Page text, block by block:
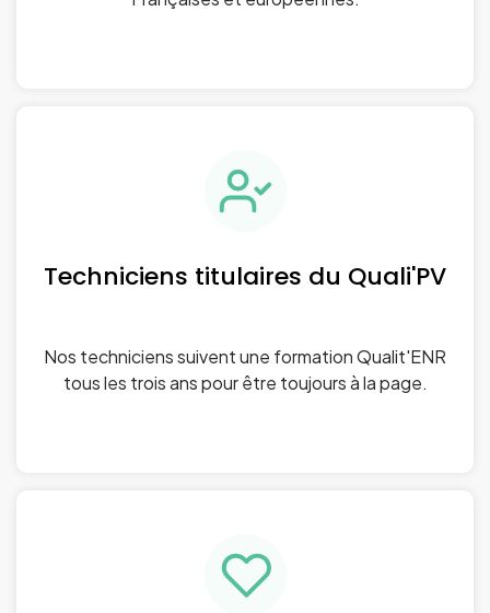
Techniciens titulaires du Quali'PV
Nos techniciens suivent une formation Qualit'ENR
tous les trois ans pour être toujours à la page.